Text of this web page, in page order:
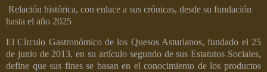
Relación histórica, con enlace a sus crónicas, desde su fundación
hasta el año 2025
El Círculo Gastronómico de los Quesos Asturianos, fundado el 25
de junio de 2013, en su artículo segundo de sus Estatutos Sociales,
define que sus fines se basan en el conocimiento de los productos